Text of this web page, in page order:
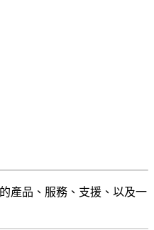
產品、服務、支援、以及一